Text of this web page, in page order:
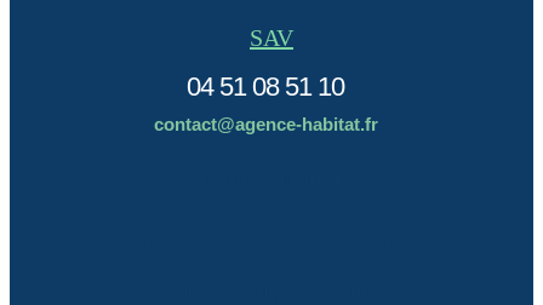
SAV
04 51 08 51 10
contact@agence-habitat.fr